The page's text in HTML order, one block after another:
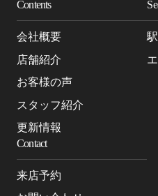
Contents
会社概要
店舗紹介
お客様の声
スタッフ紹介
更新情報
Contact
来店予約